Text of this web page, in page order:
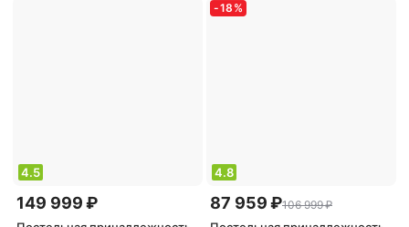
4.5
149 999 ₽
-18 %
4.8
87 959 ₽106 999 ₽